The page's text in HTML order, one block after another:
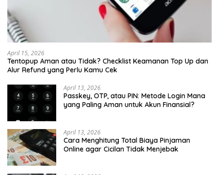
April 15, 2026
Tentopup Aman atau Tidak? Checklist Keamanan Top Up dan
Alur Refund yang Perlu Kamu Cek
April 13, 2026
Passkey, OTP, atau PIN: Metode Login Mana
yang Paling Aman untuk Akun Finansial?
April 13, 2026
Cara Menghitung Total Biaya Pinjaman
Online agar Cicilan Tidak Menjebak